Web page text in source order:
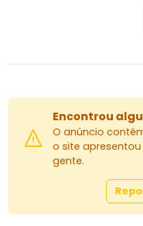
Encontrou
O anúncio
o site
gente.